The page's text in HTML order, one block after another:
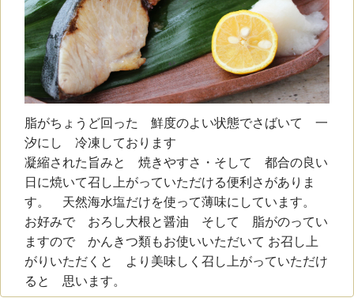
脂がちょうど回った 鮮度のよい状態でさばいて 一
汐にし 冷凍しております
凝縮された旨みと 焼きやすさ・そして 都合の良い
日に焼いて召し上がっていただける便利さがありま
す。 天然海水塩だけを使って薄味にしています。
お好みで おろし大根と醤油 そして 脂がのってい
ますので かんきつ類もお使いいただいて お召し上
がりいただくと より美味しく召し上がっていただけ
ると 思います。